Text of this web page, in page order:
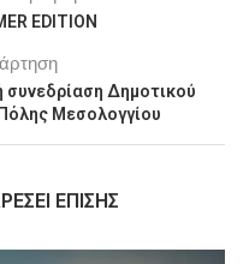
EDITION
συνεδρίαση Δημοτικού
Μεσολογγίου
ΕΠΊΣΗΣ